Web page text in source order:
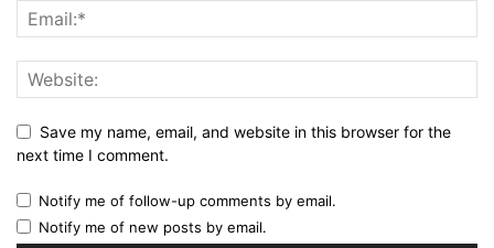
Save my name, email, and website in this browser for the
next time I comment.
Notify me of follow-up comments by email.
Notify me of new posts by email.